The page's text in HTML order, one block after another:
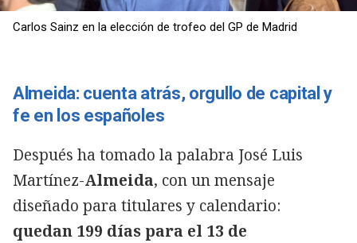
Carlos Sainz en la elección de trofeo del GP de Madrid
Almeida: cuenta atrás, orgullo de capital y
fe en los españoles
Después ha tomado la palabra José Luis
Martínez-Almeida, con un mensaje
diseñado para titulares y calendario:
quedan 199 días para el 13 de